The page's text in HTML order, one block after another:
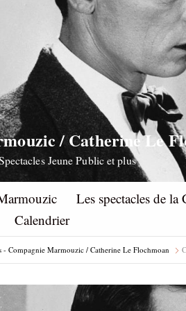
/ Catherine Le
Jeune Public et plus
Les spectacles de
Calendrier
- Compagnie Marmouzic / Catherine Le Flochmoan